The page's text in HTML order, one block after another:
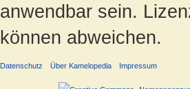
anwendbar sein.
können abweichen.
Datenschutz Über Kamelopedia Impressum